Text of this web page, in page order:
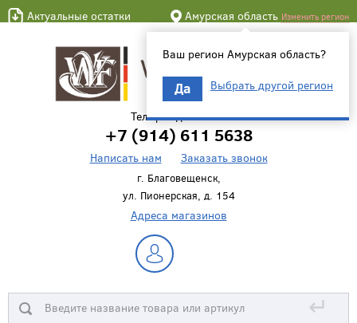
Актуальные остатки Амурская область Изменить регион
Ваш регион Амурская область?
Да Выбрать другой регион
Телефон для связи
+7 (914) 611 5638
Написать нам Заказать звонок
г. Благовещенск,
ул. Пионерская, д. 154
Адреса магазинов
↵